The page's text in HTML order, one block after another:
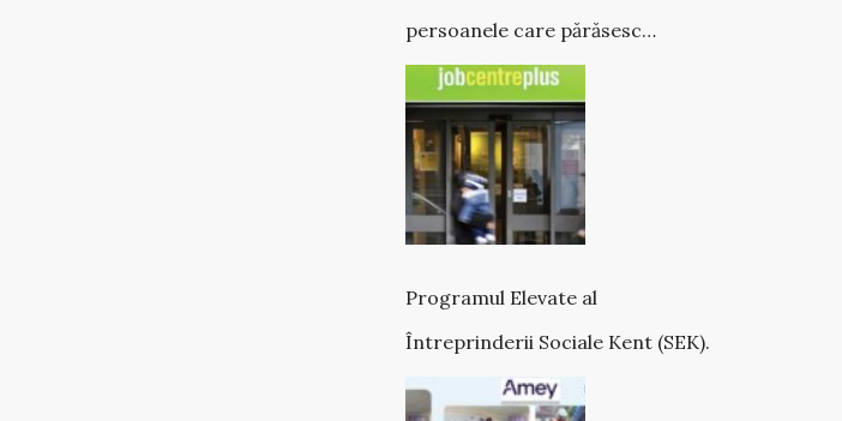
persoanele care părăsesc
îngrijirea
Programul Elevate al
Întreprinderii Sociale Kent (SEK).